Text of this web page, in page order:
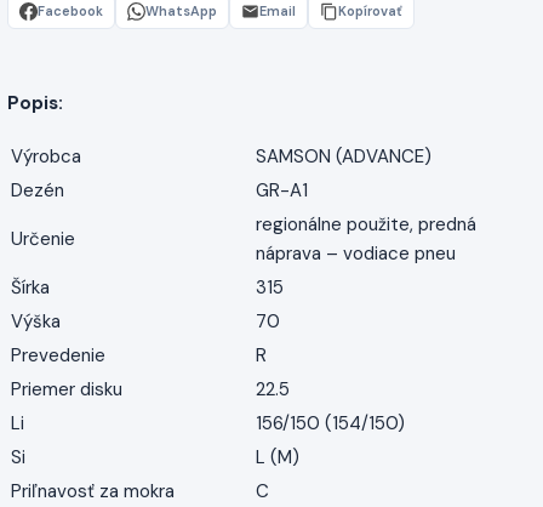
Facebook WhatsApp Email Kopírovať
Popis:
Výrobca
SAMSON (ADVANCE)
Dezén
GR-A1
Určenie
regionálne použite, predná
náprava – vodiace pneu
Šírka
315
Výška
70
Prevedenie
R
Priemer disku
22.5
Li
156/150 (154/150)
Si
L (M)
Priľnavosť za mokra
C